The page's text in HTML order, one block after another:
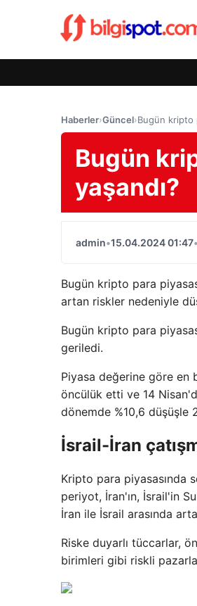
Haberler›Güncel›Bugün kripto
Bugün
yaşandı?
admin•15.04.2024 01:47•
Bugün kripto para
artan riskler nedeniyle
Bugün kripto para
geriledi.
Piyasa değerine göre en
öncülük etti ve 14
dönemde %10,6 düşüşle
İsrail-İran
Kripto para piyasasında
periyot, İran'ın, İsrail'in
İran ile İsrail arasında
Riske duyarlı tüccarlar,
birimleri gibi riskli